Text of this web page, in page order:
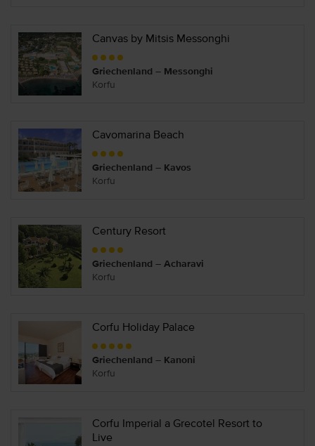
Canvas by Mitsis Messonghi
Griechenland – Messonghi
Korfu
Cavomarina Beach
Griechenland – Kavos
Korfu
Century Resort
Griechenland – Acharavi
Korfu
Corfu Holiday Palace
Griechenland – Kanoni
Korfu
Corfu Imperial a Grecotel Resort to
Live